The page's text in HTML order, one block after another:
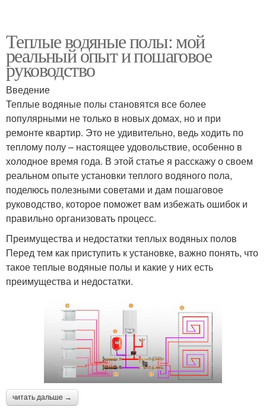
Теплые водяные полы: мой
реальный опыт и пошаговое
руководство
Введение
Теплые водяные полы становятся все более
популярными не только в новых домах, но и при
ремонте квартир. Это не удивительно, ведь ходить по
теплому полу – настоящее удовольствие, особенно в
холодное время года. В этой статье я расскажу о своем
реальном опыте установки теплого водяного пола,
поделюсь полезными советами и дам пошаговое
руководство, которое поможет вам избежать ошибок и
правильно организовать процесс.
Преимущества и недостатки теплых водяных полов
Перед тем как приступить к установке, важно понять, что
такое теплые водяные полы и какие у них есть
преимущества и недостатки.
читать дальше →